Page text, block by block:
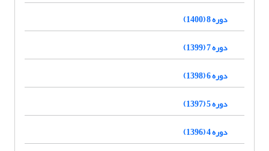
دوره 8 (1400)
دوره 7 (1399)
دوره 6 (1398)
دوره 5 (1397)
دوره 4 (1396)